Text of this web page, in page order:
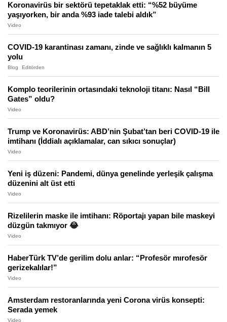
Koronavirüs bir sektörü tepetaklak etti: “%52 büyüme
yaşıyorken, bir anda %93 iade talebi aldık”
Video
COVID-19 karantinası zamanı, zinde ve sağlıklı kalmanın 5
yolu
Blog Editörden
Komplo teorilerinin ortasındaki teknoloji titanı: Nasıl “Bill
Gates” oldu?
Video
Trump ve Koronavirüs: ABD’nin Şubat’tan beri COVID-19 ile
imtihanı (İddialı açıklamalar, can sıkıcı sonuçlar)
Video
Yeni iş düzeni: Pandemi, dünya genelinde yerleşik çalışma
düzenini alt üst etti
Video
Rizelilerin maske ile imtihanı: Röportajı yapan bile maskeyi
düzgün takmıyor 😂
Video
HaberTürk TV’de gerilim dolu anlar: “Profesör mırofesör
gerizekalılar!”
Video
Amsterdam restoranlarında yeni Corona virüs konsepti:
Serada yemek
Video